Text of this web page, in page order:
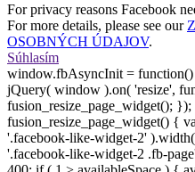
For privacy reasons Facebook
For more details, please see our
OSOBNÝCH ÚDAJOV.
Súhlasím
window.fbAsyncInit =
jQuery( window ).on( 'resize',
fusion_resize_page_widget(); });
fusion_resize_page_widget() {
'.facebook-like-widget-2'
'.facebook-like-widget-2 .fb-